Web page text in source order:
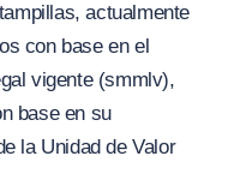
actualmente
con base en el
vigente (smmlv),
base en su
la Unidad de Valor